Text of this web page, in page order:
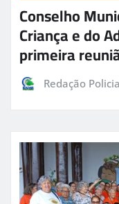
Conselho
Criança e do
primeira
Redação